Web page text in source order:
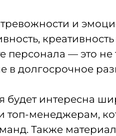
и
персонала — это не
в долгосрочное
будет интересна
топ-менеджерам,
Также